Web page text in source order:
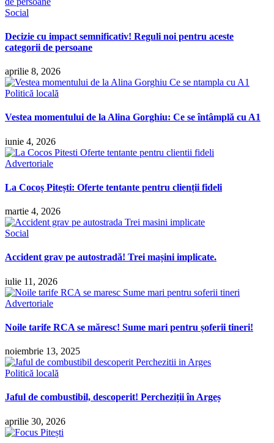
Social
Decizie cu impact semnificativ! Reguli noi pentru aceste
categorii de persoane
aprilie 8, 2026
Politică locală
Vestea momentului de la Alina Gorghiu: Ce se întâmplă cu A1
iunie 4, 2026
Advertoriale
La Cocoș Pitești: Oferte tentante pentru clienții fideli
martie 4, 2026
Social
Accident grav pe autostradă! Trei mașini implicate.
iulie 11, 2026
Advertoriale
Noile tarife RCA se măresc! Sume mari pentru șoferii tineri!
noiembrie 13, 2025
Politică locală
Jaful de combustibil, descoperit! Percheziții în Argeș
aprilie 30, 2026